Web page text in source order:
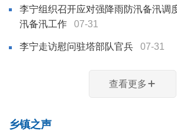
李宁组织召开应对强降雨防汛备汛调
汛备汛工作
07-31
李宁走访慰问驻塔部队官兵 07-31
查看更多
乡镇之声